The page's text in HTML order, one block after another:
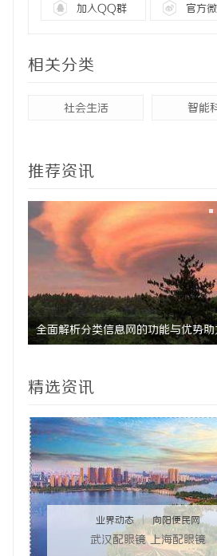
加入QQ群 官方
相关分类
社会生活 智能
推荐资讯
全面解析分类信息网的功能与优势助
精选资讯
业界动态 | 向阳便民网
武汉配眼镜 上海配眼镜